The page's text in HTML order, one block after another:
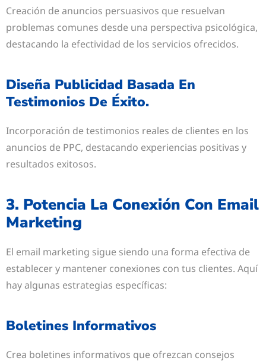
Creación de anuncios persuasivos que resuelvan
problemas comunes desde una perspectiva psicológica,
destacando la efectividad de los servicios ofrecidos.
Diseña Publicidad Basada En
Testimonios De Éxito.
Incorporación de testimonios reales de clientes en los
anuncios de PPC, destacando experiencias positivas y
resultados exitosos.
3. Potencia La Conexión Con Email
Marketing
El email marketing sigue siendo una forma efectiva de
establecer y mantener conexiones con tus clientes. Aquí
hay algunas estrategias específicas:
Boletines Informativos
Crea boletines informativos que ofrezcan consejos